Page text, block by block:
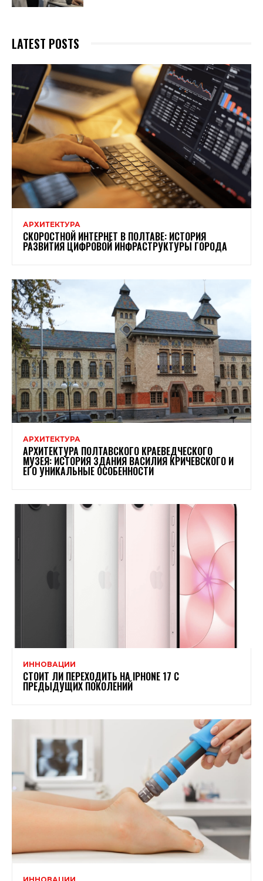
LATEST POSTS
АРХИТЕКТУРА
СКОРОСТНОЙ ИНТЕРНЕТ В ПОЛТАВЕ: ИСТОРИЯ
РАЗВИТИЯ ЦИФРОВОЙ ИНФРАСТРУКТУРЫ ГОРОДА
АРХИТЕКТУРА
АРХИТЕКТУРА ПОЛТАВСКОГО КРАЕВЕДЧЕСКОГО
МУЗЕЯ: ИСТОРИЯ ЗДАНИЯ ВАСИЛИЯ КРИЧЕВСКОГО И
ЕГО УНИКАЛЬНЫЕ ОСОБЕННОСТИ
ИННОВАЦИИ
СТОИТ ЛИ ПЕРЕХОДИТЬ НА IPHONE 17 С
ПРЕДЫДУЩИХ ПОКОЛЕНИЙ